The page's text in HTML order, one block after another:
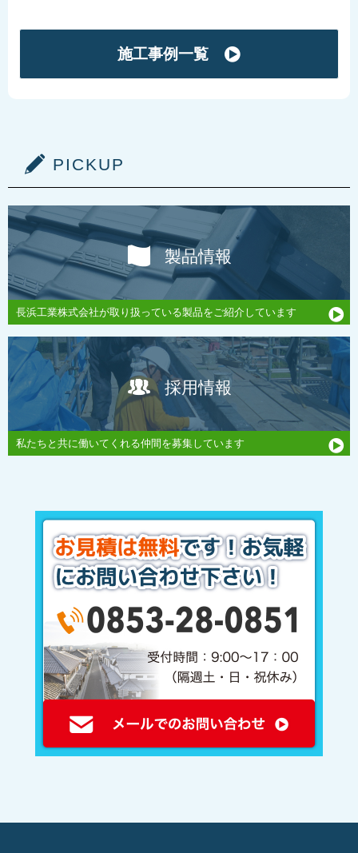
施工事例一覧
PICKUP
製品情報
長浜工業株式会社が取り扱っている製品をご紹介しています
採用情報
私たちと共に働いてくれる仲間を募集しています